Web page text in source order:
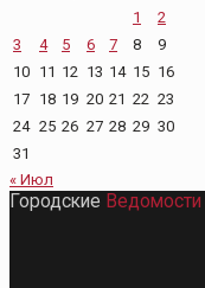
1
2
3
4 5 6 7 8
9
10 11 12 13 14 15 16
17 18 19 20 21 22 23
24 25 26 27 28 29 30
31
« Июл
Городские Ведомости